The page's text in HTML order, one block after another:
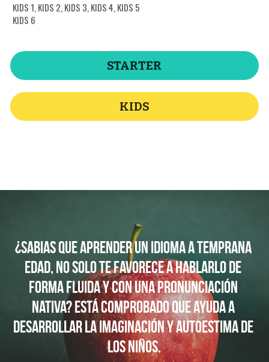
KIDS 1, KIDS 2, KIDS 3, KIDS 4, KIDS 5
KIDS 6
STARTER
KIDS
¿Sabias que aprender un idioma a temprana
edad, no solo te favorece a hablarlo de
forma fluida y con una pronunciación
nativa? Está comprobado que ayuda a
desarrollar la imaginación y autoestima de
los niños.